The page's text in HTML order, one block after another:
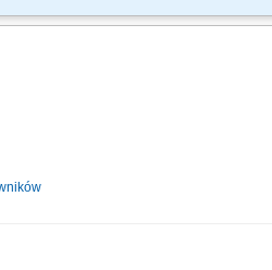
finansowych do potrzeb klientów.